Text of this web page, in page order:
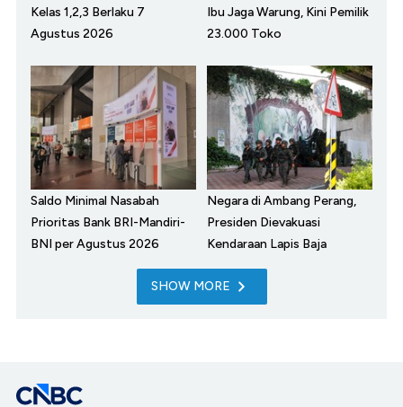
Kelas 1,2,3 Berlaku 7
Agustus 2026
Ibu Jaga Warung, Kini Pemilik
23.000 Toko
Saldo Minimal Nasabah
Prioritas Bank BRI-Mandiri-
BNI per Agustus 2026
Negara di Ambang Perang,
Presiden Dievakuasi
Kendaraan Lapis Baja
SHOW MORE